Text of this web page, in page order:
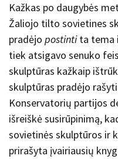
Kažkas po daugybės
Žaliojo tilto sovietines
pradėjo postintita tema
tiek atsigavo senuko
skulptūras kažkaip
skulptūras pradėjo
Konservatorių partijos
išreiškė susirūpinimą,
sovietinės skulptūros ir
prirašyta įvairiausių